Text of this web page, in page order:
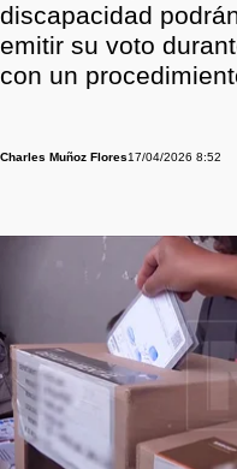
discapacidad
emitir su voto
con un
Charles Muñoz Flores17/04/2026 8:52